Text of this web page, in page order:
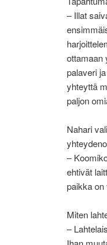
– Illat
ottamaan
palaveri
yhteyttä
paljon
Nahari
–
ehtivät
paikka on
Miten
–